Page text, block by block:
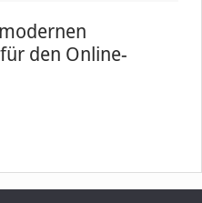
den Online-